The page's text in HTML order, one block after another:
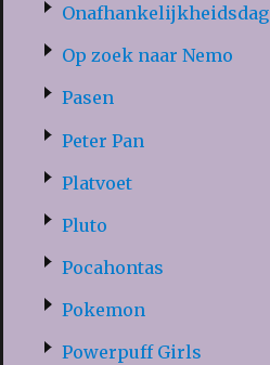
Onafhankelijkheidsdag
Op zoek naar Nemo
Pasen
Peter Pan
Platvoet
Pluto
Pocahontas
Pokemon
Powerpuff Girls